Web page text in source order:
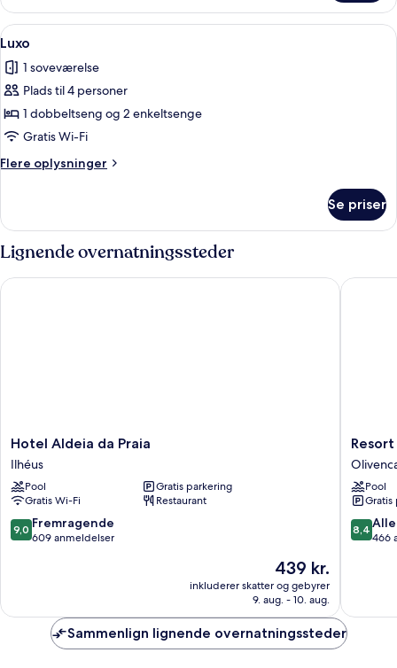
familiar
Indlæs
alle
billeder
af
Luxo
Luxo | Minibar, pengeskab på
16
Luxo
1 soveværelse
Plads til 4 personer
1 dobbeltseng og 2 enkeltsenge
Gratis Wi-Fi
Flere oplysninger
Flere
Se priser
Lignende overnatningssteder
Hotel
Aldeia
da
Praia
Ilhéus
Hotel Aldeia da Praia
Ilhéus
Pool
Gratis parkering
Gratis Wi-Fi
Restaurant
9.0
ud
anmeldelser
9,0 Fremragende
609 anmeldelser
Prisen
439 kr.
439 kr.
inkluderer skatter og gebyrer
9. aug. - 10. aug.
Hotel Aldeia da Praia
Resort
Pool
Gratis
8.4
ud
8,4
466
Resort
Sammenlign lignende overnatningssteder